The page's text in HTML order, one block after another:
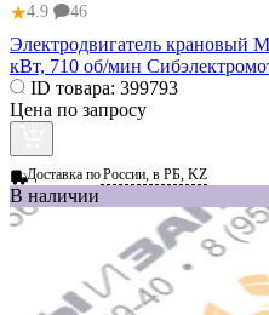
★4.9 46
Электродвигатель крановый
кВт, 710 об/мин
ID товара: 399793
Цена по запросу
Доставка поРоссии, в РБ, KZ
В наличии